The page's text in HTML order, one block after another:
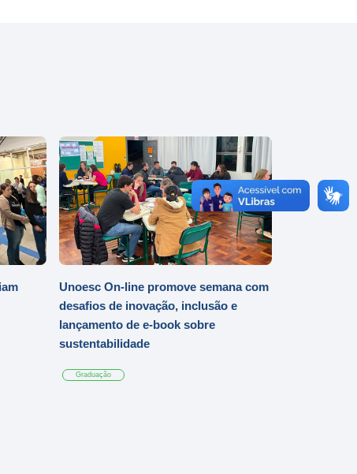
Unoesc On-line promove semana com
desafios de inovação, inclusão e
lançamento de e-book sobre
sustentabilidade
Graduação